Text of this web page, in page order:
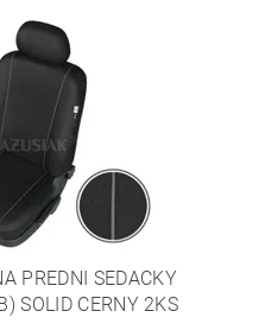
PREDNI SEDACKY
SOLID CERNY 2KS